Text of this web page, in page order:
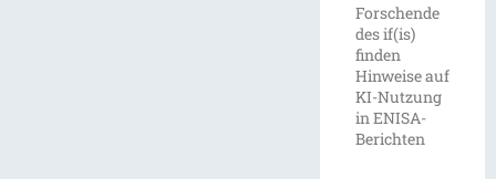
Forschende
des if(is)
finden
Hinweise auf
KI-Nutzung
in ENISA-
Berichten